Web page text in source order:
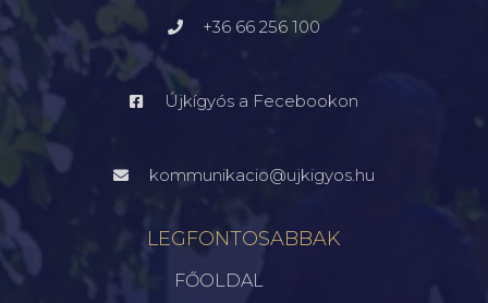
+36 66 256 100
Újkígyós a Fecebookon
kommunikacio@ujkigyos.hu
LEGFONTOSABBAK
FŐOLDAL